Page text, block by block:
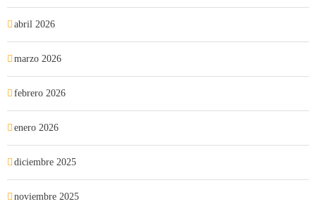
abril 2026
marzo 2026
febrero 2026
enero 2026
diciembre 2025
noviembre 2025